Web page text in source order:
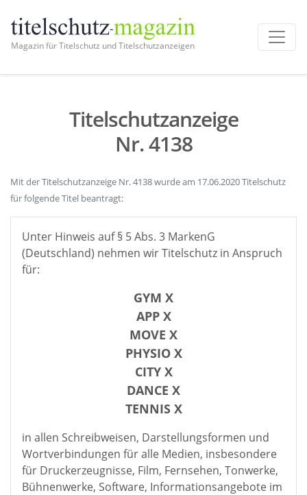
Magazin für Titelschutz und Titelschutzanzeigen
Titelschutzanzeige
Nr. 4138
Mit der Titelschutzanzeige Nr. 4138 wurde am 17.06.2020 Titelschutz
für folgende Titel beantragt:
Unter Hinweis auf § 5 Abs. 3 MarkenG
(Deutschland) nehmen wir Titelschutz in Anspruch
für:
GYM X
APP X
MOVE X
PHYSIO X
CITY X
DANCE X
TENNIS X
in allen Schreibweisen, Darstellungsformen und
Wortverbindungen für alle Medien, insbesondere
für Druckerzeugnisse, Film, Fernsehen, Tonwerke,
Bühnenwerke, Software, Informationsangebote im